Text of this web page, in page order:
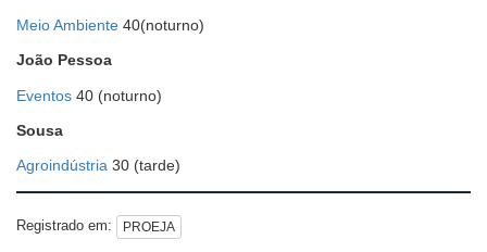
Meio Ambiente 40(noturno)
João Pessoa
Eventos 40 (noturno)
Sousa
Agroindústria 30 (tarde)
Registrado em: PROEJA